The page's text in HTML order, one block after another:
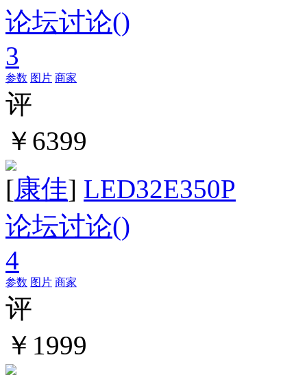
论坛讨论()
3
参数 图片 商家
评
￥6399
[康佳] LED32E350P
论坛讨论()
4
参数 图片 商家
评
￥1999